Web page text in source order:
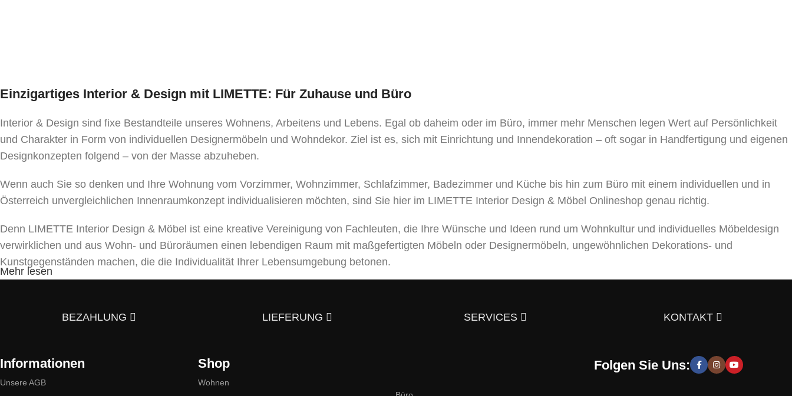
Einzigartiges Interior & Design mit LIMETTE: Für Zuhause und Büro
Interior & Design sind fixe Bestandteile unseres Wohnens, Arbeitens und Lebens. Egal ob daheim oder im Büro, immer mehr Menschen legen Wert auf Persönlichkeit
und Charakter in Form von individuellen Designermöbeln und Wohndekor. Ziel ist es, sich mit Einrichtung und Innendekoration – oft sogar in Handfertigung und eigenen
Designkonzepten folgend – von der Masse abzuheben.
Wenn auch Sie so denken und Ihre Wohnung vom Vorzimmer, Wohnzimmer, Schlafzimmer, Badezimmer und Küche bis hin zum Büro mit einem individuellen und in
Österreich unvergleichlichen Innenraumkonzept individualisieren möchten, sind Sie hier im LIMETTE Interior Design & Möbel Onlineshop genau richtig.
Denn LIMETTE Interior Design & Möbel ist eine kreative Vereinigung von Fachleuten, die Ihre Wünsche und Ideen rund um Wohnkultur und individuelles Möbeldesign
verwirklichen und aus Wohn- und Büroräumen einen lebendigen Raum mit maßgefertigten Möbeln oder Designermöbeln, ungewöhnlichen Dekorations- und
Kunstgegenständen machen, die die Individualität Ihrer Lebensumgebung betonen.
Stilvielfalt:Wir bieten Möbel im skandinavischen, dänischen und italienischen Stil an. Hier finden Sie elegante, moderne und stilvolle Lösungen, die Sie zur Schaffung
eines einzigartigen Interieurs inspirieren werden.
Mehr lesen
BEZAHLUNG LIEFERUNG SERVICES KONTAKT
Informationen
Unsere AGB
Shop
Wohnen
Folgen Sie Uns: